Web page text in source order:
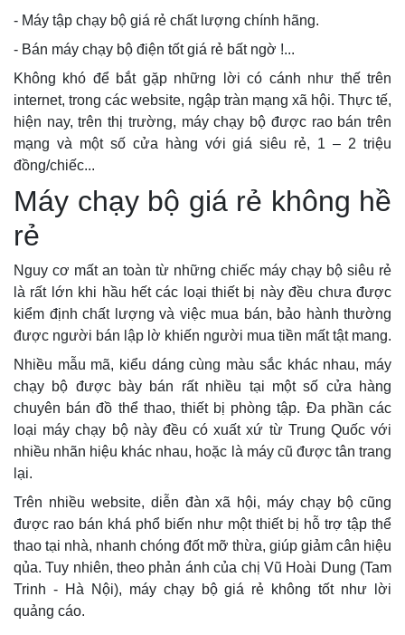
- Máy tập chạy bộ giá rẻ chất lượng chính hãng.
- Bán máy chạy bộ điện tốt giá rẻ bất ngờ !...
Không khó để bắt gặp những lời có cánh như thế trên
internet, trong các website, ngập tràn mạng xã hội. Thực tế,
hiện nay, trên thị trường, máy chạy bộ được rao bán trên
mạng và một số cửa hàng với giá siêu rẻ, 1 – 2 triệu
đồng/chiếc...
Máy chạy bộ giá rẻ không hề
rẻ
Nguy cơ mất an toàn từ những chiếc máy chạy bộ siêu rẻ
là rất lớn khi hầu hết các loại thiết bị này đều chưa được
kiểm định chất lượng và việc mua bán, bảo hành thường
được người bán lập lờ khiến người mua tiền mất tật mang.
Nhiều mẫu mã, kiểu dáng cùng màu sắc khác nhau, máy
chạy bộ được bày bán rất nhiều tại một số cửa hàng
chuyên bán đồ thể thao, thiết bị phòng tập. Đa phần các
loại máy chạy bộ này đều có xuất xứ từ Trung Quốc với
nhiều nhãn hiệu khác nhau, hoặc là máy cũ được tân trang
lại.
Trên nhiều website, diễn đàn xã hội, máy chạy bộ cũng
được rao bán khá phổ biến như một thiết bị hỗ trợ tập thể
thao tại nhà, nhanh chóng đốt mỡ thừa, giúp giảm cân hiệu
qủa. Tuy nhiên, theo phản ánh của chị Vũ Hoài Dung (Tam
Trinh - Hà Nội), máy chạy bộ giá rẻ không tốt như lời
quảng cáo.